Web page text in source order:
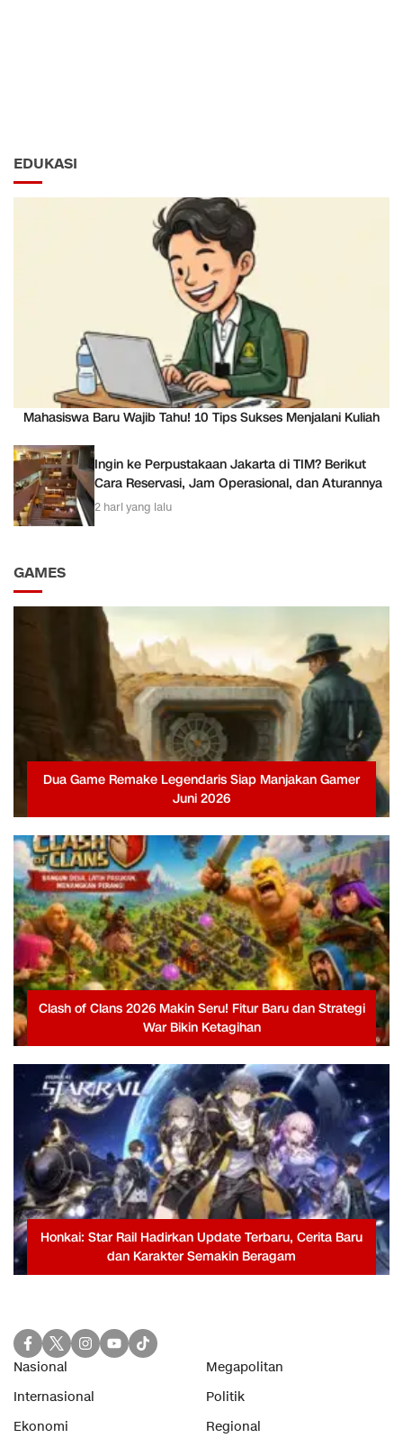
EDUKASI
Mahasiswa Baru Wajib Tahu! 10 Tips Sukses Menjalani Kuliah
Ingin ke Perpustakaan Jakarta di TIM? Berikut
Cara Reservasi, Jam Operasional, dan Aturannya
2 hari yang lalu
GAMES
Dua Game Remake Legendaris Siap Manjakan Gamer
Juni 2026
Clash of Clans 2026 Makin Seru! Fitur Baru dan Strategi
War Bikin Ketagihan
Honkai: Star Rail Hadirkan Update Terbaru, Cerita Baru
dan Karakter Semakin Beragam
Nasional
Megapolitan
Internasional
Politik
Ekonomi
Regional